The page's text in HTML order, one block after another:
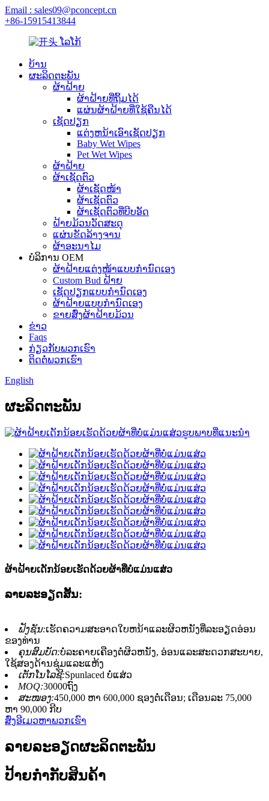
Email : sales09@pconcept.cn
+86-15915413844
ບ້ານ
ຜະລິດຕະພັນ
ຜ້າຝ້າຍ
ຜ້າຝ້າຍທີ່ຖິ້ມໄດ້
ແຜ່ນຜ້າຝ້າຍທີ່ໃຊ້ຄືນໄດ້
ເຊັດປຽກ
ແຕ່ງຫນ້າເອົາເຊັດປຽກ
Baby Wet Wipes
Pet Wet Wipes
ຜ້າຝ້າຍ
ຜ້າເຊັດຕົວ
ຜ້າເຊັດໜ້າ
ຜ້າເຊັດຕົວ
ຜ້າເຊັດຕົວທີ່ບີບອັດ
ຝ້າຍມ້ວນວັດສະດຸ
ແຜ່ນຂັດລ້າງຈານ
ຜ້າອະນາໄມ
ບໍລິການ OEM
ຜ້າຝ້າຍແຕ່ງໜ້າແບບກຳນົດເອງ
Custom Bud ຝ້າຍ
ເຊັດປຽກແບບກຳນົດເອງ
ຜ້າຝ້າຍແບບກຳນົດເອງ
ຂາຍສົ່ງຜ້າຝ້າຍມ້ວນ
ຂ່າວ
Faqs
ກ່ຽວກັບພວກເຮົາ
ຕິດຕໍ່ພວກເຮົາ
English
ຜະ​ລິດ​ຕະ​ພັນ
ຜ້າຝ້າຍເດັກນ້ອຍເຮັດດ້ວຍຜ້າທີ່ບໍ່ແມ່ນແສ່ວ
ລາຍ​ລະ​ອຽດ​ສັ້ນ​:
ຟັງຊັນ:ເຮັດຄວາມສະອາດໃບຫນ້າແລະຜິວຫນັງທີ່ລະອຽດອ່ອນ
ຂອງທ່ານ
ຄຸນສົມບັດ:ບໍ່ລະຄາຍເຄືອງຕໍ່ຜິວຫນັງ, ອ່ອນແລະສະດວກສະບາຍ,
ໃຊ້ສອງດ້ານຊຸ່ມແລະແຫ້ງ
ເຕັກໂນໂລຊີ:Spunlaced ບໍ່ແສ່ວ
MOQ:30000ຖົງ
ສະໜອງ:450,000 ຫາ 600,000 ຊອງຕໍ່ເດືອນ; ເດືອນລະ 75,000
ຫາ 90,000 ກີບ
ສົ່ງອີເມວຫາພວກເຮົາ
ລາຍລະອຽດຜະລິດຕະພັນ
ປ້າຍກຳກັບສິນຄ້າ